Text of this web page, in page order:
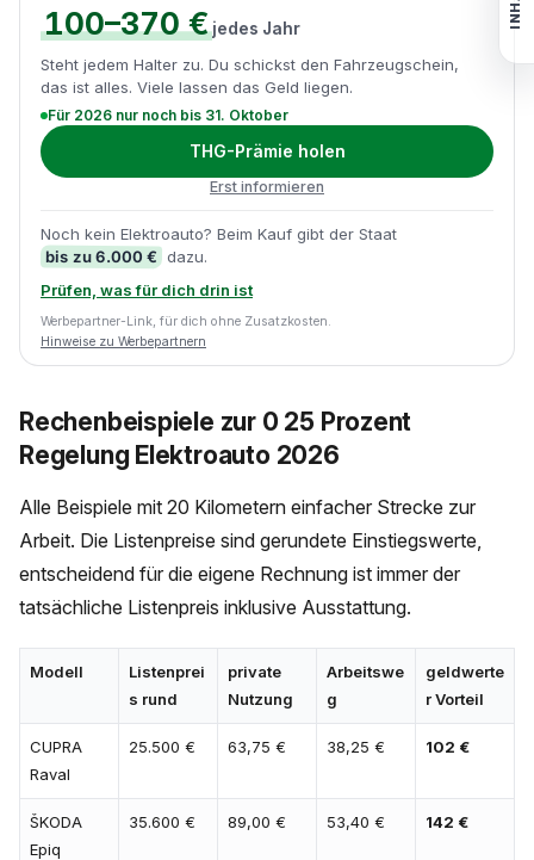
100–370 € jedes Jahr
Steht jedem Halter zu. Du schickst den Fahrzeugschein,
das ist alles. Viele lassen das Geld liegen.
Für 2026 nur noch bis 31. Oktober
THG-Prämie holen
Erst informieren
Noch kein Elektroauto? Beim Kauf gibt der Staat
bis zu 6.000 € dazu.
Prüfen, was für dich drin ist
Werbepartner-Link, für dich ohne Zusatzkosten.
Hinweise zu Werbepartnern
Rechenbeispiele zur 0 25 Prozent
Regelung Elektroauto 2026
Alle Beispiele mit 20 Kilometern einfacher Strecke zur
Arbeit. Die Listenpreise sind gerundete Einstiegswerte,
entscheidend für die eigene Rechnung ist immer der
tatsächliche Listenpreis inklusive Ausstattung.
Modell
Listenprei
s rund
private
Nutzung
Arbeitswe
g
geldwerte
r Vorteil
CUPRA
Raval
25.500 € 63,75 € 38,25 € 102 €
ŠKODA
Epiq
35.600 € 89,00 € 53,40 € 142 €